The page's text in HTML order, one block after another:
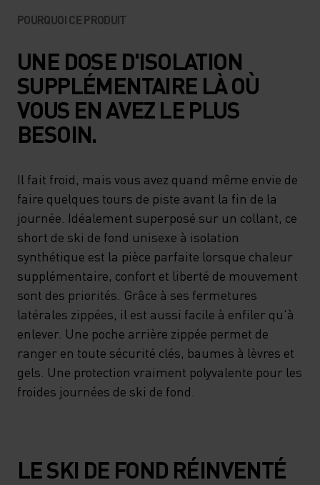
POURQUOI CE PRODUIT
UNE DOSE D'ISOLATION
SUPPLÉMENTAIRE LÀ OÙ
VOUS EN AVEZ LE PLUS
BESOIN.
Il fait froid, mais vous avez quand même envie de
faire quelques tours de piste avant la fin de la
journée. Idéalement superposé sur un collant, ce
short de ski de fond unisexe à isolation
synthétique est la pièce parfaite lorsque chaleur
supplémentaire, confort et liberté de mouvement
sont des priorités. Grâce à ses fermetures
latérales zippées, il est aussi facile à enfiler qu'à
enlever. Une poche arrière zippée permet de
ranger en toute sécurité clés, baumes à lèvres et
gels. Une protection vraiment polyvalente pour les
froides journées de ski de fond.
LE SKI DE FOND RÉINVENTÉ